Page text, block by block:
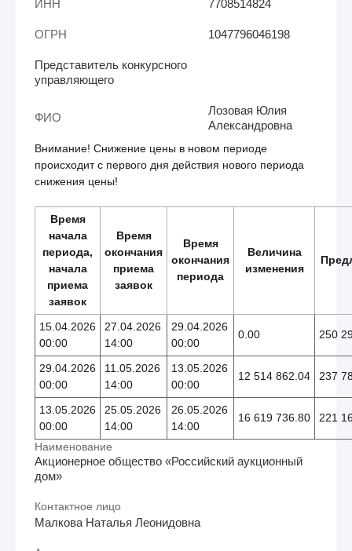
ИНН 7708514824
ОГРН 1047796046198
Представитель конкурсного
управляющего
ФИО
Лозовая Юлия
Александровна
Внимание! Снижение цены в новом периоде
происходит с первого дня действия нового периода
снижения цены!
Время
начала
периода,
начала
приема
заявок
Время
окончания
приема
заявок
Время
окончания
периода
Величина
изменения
15.04.2026
00:00
27.04.2026
14:00
29.04.2026
00:00
0.00 250
29.04.2026
00:00
11.05.2026
14:00
13.05.2026
00:00
12 514 862.04 237
13.05.2026
00:00
25.05.2026
14:00
26.05.2026
14:00
16 619 736.80 221
Наименование
Акционерное общество «Российский аукционный
дом»
Контактное лицо
Малкова Наталья Леонидовна